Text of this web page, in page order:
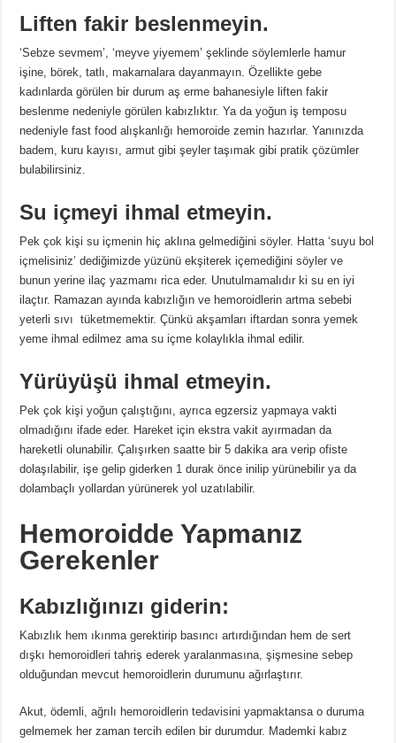
Liften fakir beslenmeyin.
‘Sebze sevmem’, ‘meyve yiyemem’ şeklinde söylemlerle hamur
işine, börek, tatlı, makarnalara dayanmayın. Özellikte gebe
kadınlarda görülen bir durum aş erme bahanesiyle liften fakir
beslenme nedeniyle görülen kabızlıktır. Ya da yoğun iş temposu
nedeniyle fast food alışkanlığı hemoroide zemin hazırlar. Yanınızda
badem, kuru kayısı, armut gibi şeyler taşımak gibi pratik çözümler
bulabilirsiniz.
Su içmeyi ihmal etmeyin.
Pek çok kişi su içmenin hiç aklına gelmediğini söyler. Hatta ‘suyu bol
içmelisiniz’ dediğimizde yüzünü ekşiterek içemediğini söyler ve
bunun yerine ilaç yazmamı rica eder. Unutulmamalıdır ki su en iyi
ilaçtır. Ramazan ayında kabızlığın ve hemoroidlerin artma sebebi
yeterli sıvı tüketmemektir. Çünkü akşamları iftardan sonra yemek
yeme ihmal edilmez ama su içme kolaylıkla ihmal edilir.
Yürüyüşü ihmal etmeyin.
Pek çok kişi yoğun çalıştığını, ayrıca egzersiz yapmaya vakti
olmadığını ifade eder. Hareket için ekstra vakit ayırmadan da
hareketli olunabilir. Çalışırken saatte bir 5 dakika ara verip ofiste
dolaşılabilir, işe gelip giderken 1 durak önce inilip yürünebilir ya da
dolambaçlı yollardan yürünerek yol uzatılabilir.
Hemoroidde Yapmanız
Gerekenler
Kabızlığınızı giderin:
Kabızlık hem ıkınma gerektirip basıncı artırdığından hem de sert
dışkı hemoroidleri tahriş ederek yaralanmasına, şişmesine sebep
olduğundan mevcut hemoroidlerin durumunu ağırlaştırır.
Akut, ödemli, ağrılı hemoroidlerin tedavisini yapmaktansa o duruma
gelmemek her zaman tercih edilen bir durumdur. Mademki kabız